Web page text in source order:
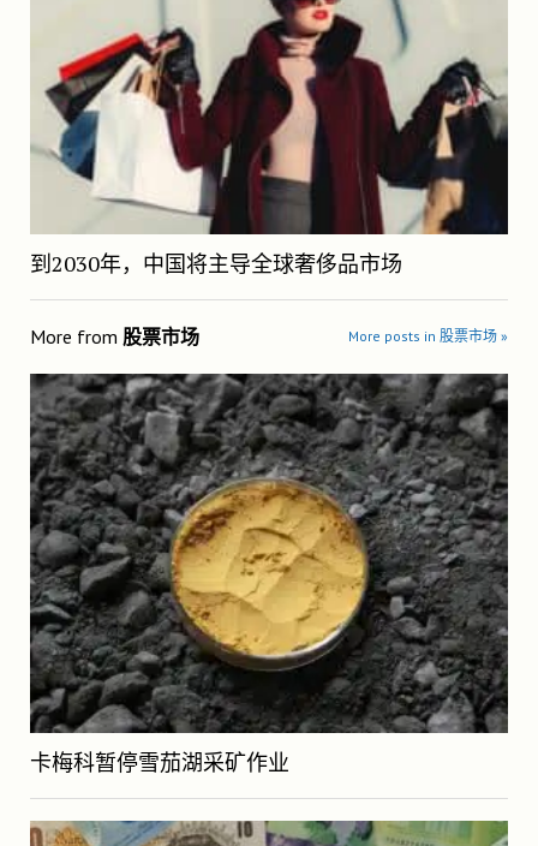
到2030年，中国将主导全球奢侈品市场
More from 股票市场 More posts in 股票市场 »
卡梅科暂停雪茄湖采矿作业